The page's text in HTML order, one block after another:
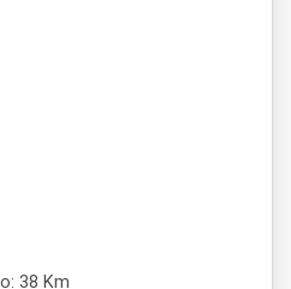
y living integrados, Toilette.
con cama de dos plazas,
principal.
Chico les ofrecen una
con la naturaleza, donde el
protagonistas. Nuestra
disfrutar de caminatas
una rica oferta gastronómica
38 Km